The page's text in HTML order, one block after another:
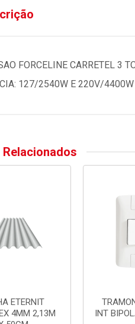
FORCELINE CARRETEL 3
127/2540W E 220V/
ETERNIT
4MM 2,13M
INT